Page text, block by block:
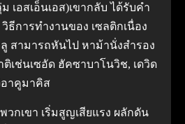
เอสเอ็นเอส)เขากลับ ได้รับคํา
ธีการทํางานของ เซลติกเนื่อง
สามารถหันไป หาม้านั่งสํารอง
เช่นเซอัด ฮัคซาบาโนวิช, เดวิด
อาคูมาคิส
วกเขา เริ่มสูญเสียแรง ผลักดัน